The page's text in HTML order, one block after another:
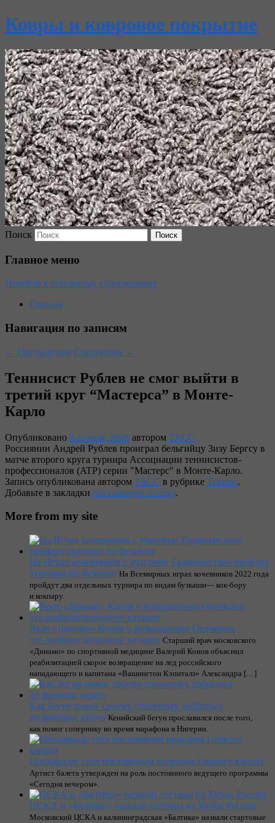
Ковры и ковровое покрытие
Поиск
Главное меню
Перейти к основному содержимому
Главная
Навигация по записям
← Предыдущая Следующая →
Теннисист Рублев не смог выйти в
третий круг “Мастерса” в Монте-
Карло
Опубликовано 8 апреля, 2026 автором ТАСС
Россиянин Андрей Рублев проиграл бельгийцу Зизу Бергсу в
матче второго круга турнира Ассоциации теннисистов-
профессионалов (ATP) серии "Мастерс" в Монте-Карло.
Запись опубликована автором ТАСС в рубрике Теннис.
Добавьте в закладки постоянную ссылку.
More from my site
На Играх кочевников с участием Таджикистана пройдут
турниры по бузкаши На Всемирных играх кочевников 2022 года
пройдут два отдельных турнира по видам бузкаши— кок-бору
и кокпару.
Врач «Динамо» Конов о возвращении Овечкина:
это реабилитационное катание Старший врач московского
«Динамо» по спортивной медицине Валерий Конов объяснил
реабилитацией скорое возвращение на лед российского
нападающего и капитана «Вашингтон Кэпиталз» Александра […]
Как бегун помог своему сопернику добраться
до финиша: видео Кенийский бегун прославился после того,
как помог сопернику во время марафона в Нигерии.
Цискаридзе стал постоянным ведущим Первого канала
Артист балета утвержден на роль постоянного ведущего программы
«Сегодня вечером».
ЦСКА и «Балтика» назвали составы на Кубок России
Московский ЦСКА и калининградская «Балтика» назвали стартовые